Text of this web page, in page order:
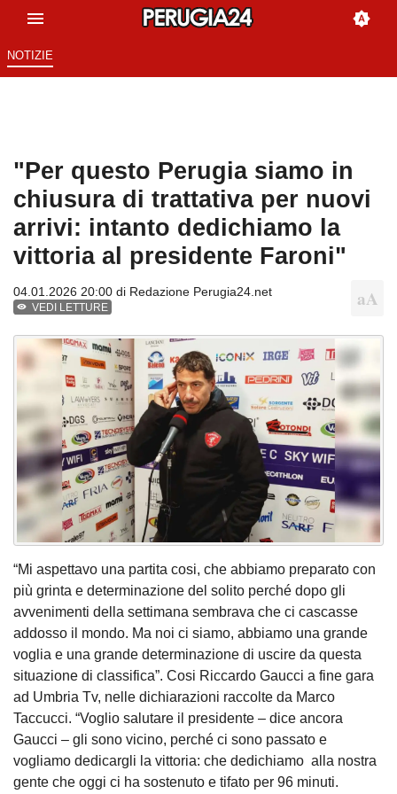
NOTIZIE
"Per questo Perugia siamo in
chiusura di trattativa per nuovi
arrivi: intanto dedichiamo la
vittoria al presidente Faroni"
04.01.2026 20:00 di Redazione Perugia24.net
VEDI LETTURE
“Mi aspettavo una partita cosi, che abbiamo preparato con
più grinta e determinazione del solito perché dopo gli
avvenimenti della settimana sembrava che ci cascasse
addosso il mondo. Ma noi ci siamo, abbiamo una grande
voglia e una grande determinazione di uscire da questa
situazione di classifica”. Cosi Riccardo Gaucci a fine gara
ad Umbria Tv, nelle dichiarazioni raccolte da Marco
Taccucci. “Voglio salutare il presidente – dice ancora
Gaucci – gli sono vicino, perché ci sono passato e
vogliamo dedicargli la vittoria: che dedichiamo alla nostra
gente che oggi ci ha sostenuto e tifato per 96 minuti.